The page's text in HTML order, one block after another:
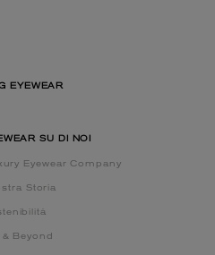
EYEWEAR
SU DI NOI
Eyewear Company
Storia
& Beyond